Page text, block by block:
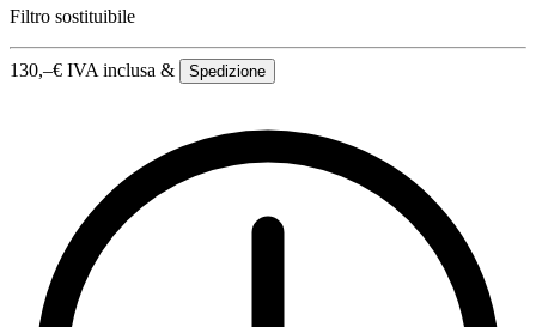
Filtro sostituibile
130,–€ IVA inclusa & Spedizione